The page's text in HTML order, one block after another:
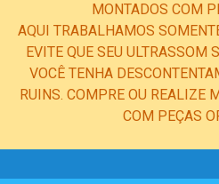
MONTADOS COM
AQUI TRABALHAMOS
EVITE QUE SEU ULTRASSOM
VOCÊ TENHA
RUINS. COMPRE OU REALIZE
COM PEÇAS